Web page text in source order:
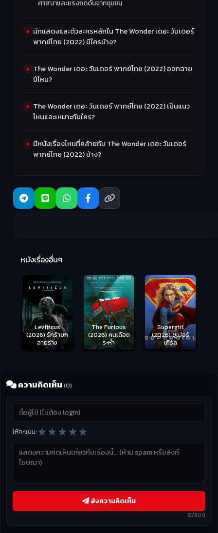
ศาสนาและแรงกดดันจากชุมชน
นักแสดงและตัวละครหลักใน The Wonder เดอะ วันเดอร์
พากย์ไทย (2022) มีใครบ้าง?
The Wonder เดอะ วันเดอร์ พากย์ไทย (2022) ออกฉาย
ปีไหน?
The Wonder เดอะ วันเดอร์ พากย์ไทย (2022) เป็นแนว
ไหนและเหมาะกับใคร?
มีหนังเรื่องไหนที่คล้ายกับ The Wonder เดอะ วันเดอร์
พากย์ไทย (2022) บ้าง?
หนังเรื่องอื่นๆ
Leviticus
(2026) รักร้ายก
ลายร่าง
The Furious
(2026) คนเดือด
ระห่ำ
Supergirl
(2026) ซูเปอร์
เกิร์ล
ความคิดเห็น (0)
ให้คะแนน:★★★★★
0/800
ส่งความคิดเห็น